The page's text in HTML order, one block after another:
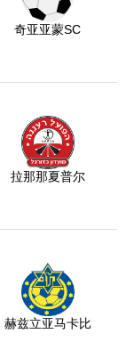
奇亚亚蒙SC
拉那那夏普尔
赫兹立亚马卡比